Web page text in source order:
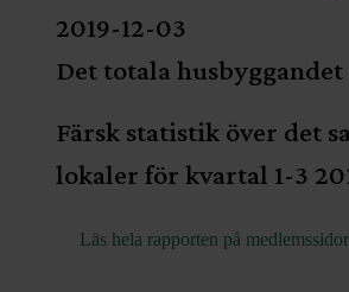
2019-12-03
Det totala
Färsk statistik över det
lokaler för kvartal 1-3
Läs hela rapporten på